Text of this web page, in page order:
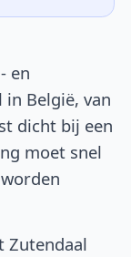
en
België, van
dicht bij een
moet snel
Zutendaal